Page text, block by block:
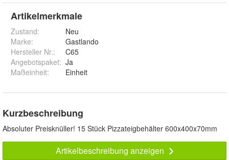
Artikelmerkmale
Zustand:
Neu
Marke:
Gastlando
Hersteller Nr.:
C65
Angebotspaket: Ja
Maßeinheit: Einheit
Kurzbeschreibung
Absoluter Preisknüller! 15 Stück Pizzateigbehälter 600x400x70mm
Artikelbeschreibung anzeigen